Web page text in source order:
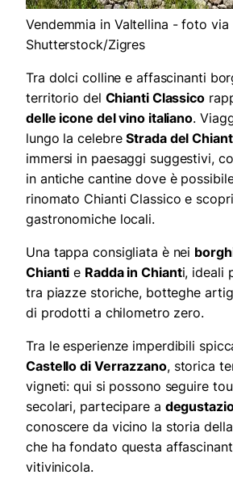
Vendemmia in Valtellina - foto via
Shutterstock/Zigres
Tra dolci colline e affascinanti
territorio del Chianti Classico
delle icone del vino italiano.
lungo la celebreStrada del
immersi in paesaggi suggestivi,
in antiche cantine dove è
rinomato Chianti Classico e
gastronomiche locali.
Una tappa consigliata è nei
Chianti e Radda in Chianti, ideali
tra piazze storiche, botteghe
di prodotti a chilometro zero.
Tra le esperienze imperdibili
Castello di Verrazzano, storica
vigneti: qui si possono seguire
secolari, partecipare a
conoscere da vicino la storia
che ha fondato questa
vitivinicola.